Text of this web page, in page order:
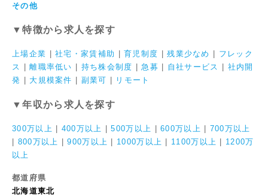
その他
▼特徴から求人を探す
上場企業 |社宅・家賃補助 |育児制度 |残業少なめ
フレック
ス
|離職率低い 持ち株会制度 |急募 自社サービス
社内開
発
大規模案件 副業可 リモート
▼年収から求人を探す
300万以上 400万以上 |500万以上 |600万以上
700万以上
800万以上 |900万以上 1000万以上 1100万以上
1200万
以上
都道府県
北海道東北